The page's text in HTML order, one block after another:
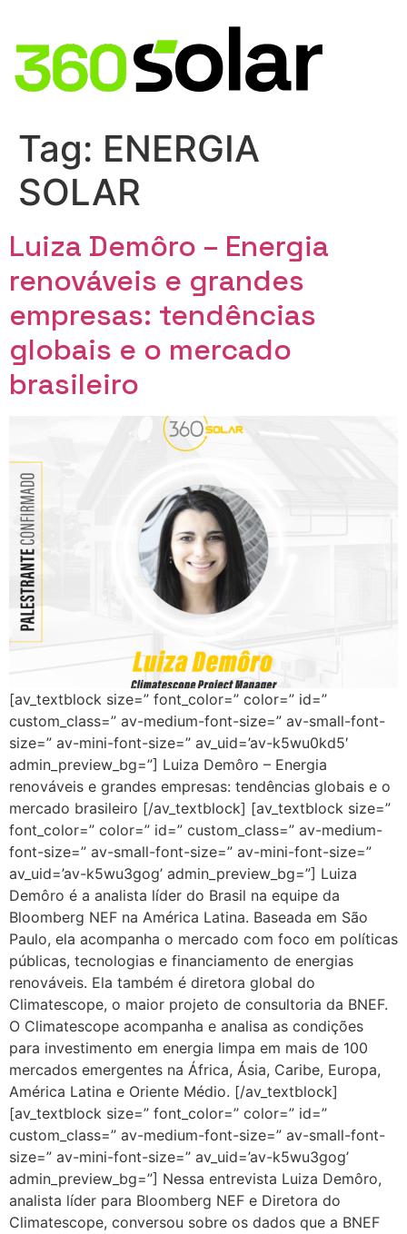
Tag: ENERGIA
SOLAR
Luiza Demôro – Energia
renováveis e grandes
empresas: tendências
globais e o mercado
brasileiro
[av_textblock size=” font_color=” color=” id=”
custom_class=” av-medium-font-size=” av-small-font-
size=” av-mini-font-size=” av_uid=’av-k5wu0kd5′
admin_preview_bg=”] Luiza Demôro – Energia
renováveis e grandes empresas: tendências globais e o
mercado brasileiro [/av_textblock] [av_textblock size=”
font_color=” color=” id=” custom_class=” av-medium-
font-size=” av-small-font-size=” av-mini-font-size=”
av_uid=’av-k5wu3gog’ admin_preview_bg=”] Luiza
Demôro é a analista líder do Brasil na equipe da
Bloomberg NEF na América Latina. Baseada em São
Paulo, ela acompanha o mercado com foco em políticas
públicas, tecnologias e financiamento de energias
renováveis. Ela também é diretora global do
Climatescope, o maior projeto de consultoria da BNEF.
O Climatescope acompanha e analisa as condições
para investimento em energia limpa em mais de 100
mercados emergentes na África, Ásia, Caribe, Europa,
América Latina e Oriente Médio. [/av_textblock]
[av_textblock size=” font_color=” color=” id=”
custom_class=” av-medium-font-size=” av-small-font-
size=” av-mini-font-size=” av_uid=’av-k5wu3gog’
admin_preview_bg=”] Nessa entrevista Luiza Demôro,
analista líder para Bloomberg NEF e Diretora do
Climatescope, conversou sobre os dados que a BNEF